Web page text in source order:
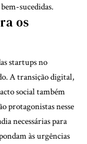
sucedidas.
os
startups no
A transição digital,
social também
protagonistas nesse
necessárias para
às urgências